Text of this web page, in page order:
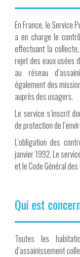
En France, le Service
a en charge le
effectuant la
rejet des eaux usées
au réseau
également des
auprès des usagers.
Le service s’inscrit
de protection de
L’obligation des
janvier 1992. Le
et le Code Général
Qui est
Toutes les
d’assainissement